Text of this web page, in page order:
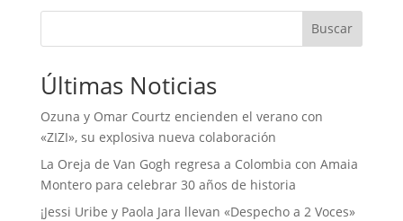
Buscar
Últimas Noticias
Ozuna y Omar Courtz encienden el verano con
«ZIZI», su explosiva nueva colaboración
La Oreja de Van Gogh regresa a Colombia con Amaia
Montero para celebrar 30 años de historia
¡Jessi Uribe y Paola Jara llevan «Despecho a 2 Voces»